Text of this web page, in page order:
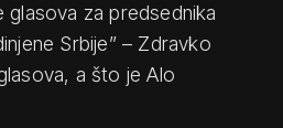
glasova za predsednika
Srbije” – Zdravko
a što je Alo